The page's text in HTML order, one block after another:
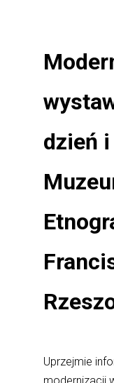
dzień
Uprzejmie
modernizacji